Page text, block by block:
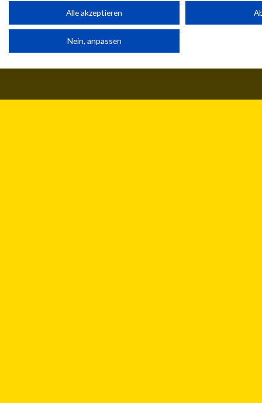
© MaxFun Sports GmbH
1999 - 2026
Wir nutzen Ihre Daten für folgende Zwecke:
Alle akzeptieren
Nein, anpassen